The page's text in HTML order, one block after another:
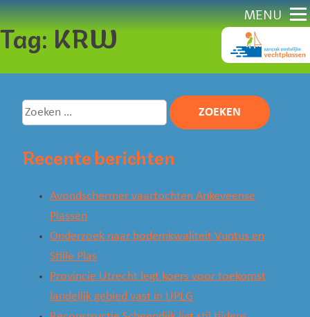
naar
content
MENU
Tag: KRW
Zoeken
naar:
Recente berichten
Avondschermer vaartochten Ankeveense
Plassen
Onderzoek naar bodemkwaliteit Vuntus en
Stille Plas
Provincie Utrecht legt koers voor toekomst
landelijk gebied vast in UPLG